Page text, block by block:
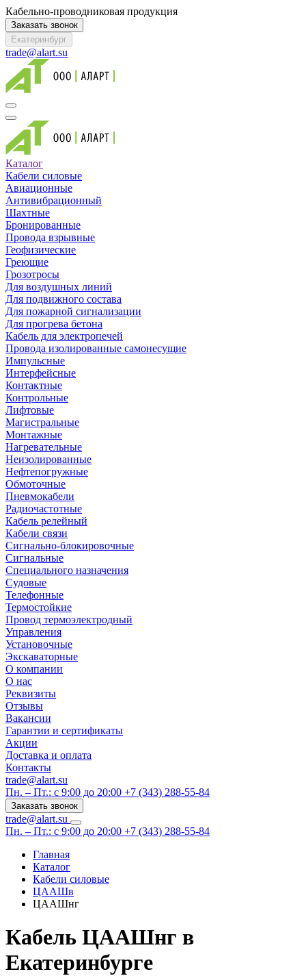
Кабельно-проводниковая продукция
Заказать звонок
Екатеринбург
trade@alart.su
Каталог
Кабели силовые
Авиационные
Антивибрационный
Шахтные
Бронированные
Провода взрывные
Геофизические
Греющие
Грозотросы
Для воздушных линий
Для подвижного состава
Для пожарной сигнализации
Для прогрева бетона
Кабель для электропечей
Провода изолированные самонесущие
Импульсные
Интерфейсные
Контактные
Контрольные
Лифтовые
Магистральные
Монтажные
Нагревательные
Неизолированные
Нефтепогружные
Обмоточные
Пневмокабели
Радиочастотные
Кабель релейный
Кабели связи
Сигнально-блокировочные
Сигнальные
Специального назначения
Судовые
Телефонные
Термостойкие
Провод термоэлектродный
Управления
Установочные
Экскаваторные
О компании
О нас
Реквизиты
Отзывы
Вакансии
Гарантии и сертификаты
Акции
Доставка и оплата
Контакты
trade@alart.su
Пн. – Пт.: с 9:00 до 20:00 +7 (343) 288-55-84
Заказать звонок
trade@alart.su
Пн. – Пт.: с 9:00 до 20:00 +7 (343) 288-55-84
Главная
Каталог
Кабели силовые
ЦААШв
ЦААШнг
Кабель ЦААШнг в
Екатеринбурге